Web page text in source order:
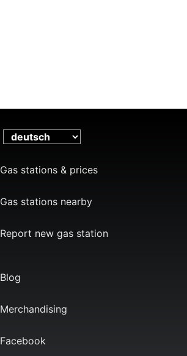
Gas stations & prices
Gas stations nearby
Report new gas station
Blog
Merchandising
Facebook